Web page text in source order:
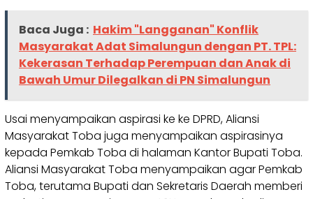
Baca Juga : Hakim "Langganan" Konflik
Masyarakat Adat Simalungun dengan PT. TPL:
Kekerasan Terhadap Perempuan dan Anak di
Bawah Umur Dilegalkan di PN Simalungun
Usai menyampaikan aspirasi ke ke DPRD, Aliansi
Masyarakat Toba juga menyampaikan aspirasinya
kepada Pemkab Toba di halaman Kantor Bupati Toba.
Aliansi Masyarakat Toba menyampaikan agar Pemkab
Toba, terutama Bupati dan Sekretaris Daerah memberi